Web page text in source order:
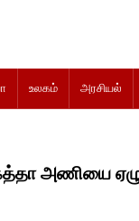
உலகம் அரசியல்
அணியை ஏழு